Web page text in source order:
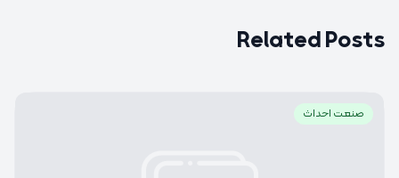
Related Posts
صنعت احداث